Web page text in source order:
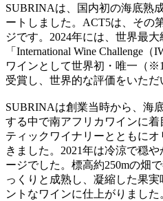
SUBRINAは、国内初の海底熟
ートしました。ACT5は、その
ジです。2024年には、世界最
「International Wine Challenge
ワインとして世界初・唯一（
受賞し、世界的な評価をいただ
SUBRINAは創業当時から、海
する中で南アフリカワインに
ティックワイナリーとともに
きました。2021年は冷涼で穏
ージでした。標高約250mの畑
っくりと成熟し、凝縮した果
ントなワインに仕上がりまし